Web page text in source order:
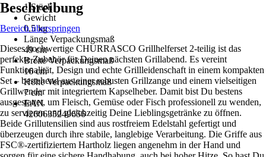
1 Stück
Gewicht
0,5 kg
Länge Verpackungsmaß
49 cm
Breite Verpackungsmaß
16 cm
Höhe Verpackungsmaß
7 cm
EAN
4260635249656
Beschreibung
Bereich überspringen
Dieses hochwertige CHURRASCO Grillhelferset 2-teilig ist das
perfekte Zubehör für Deinen nächsten Grillabend. Es vereint
Funktionalität, Design und echte Grillleidenschaft in einem kompakten
Set – bestehend aus einer robusten Grillzange und einem vielseitigen
Grillwender mit integriertem Kapselheber. Damit bist Du bestens
ausgestattet, um Fleisch, Gemüse oder Fisch professionell zu wenden,
zu servieren und gleichzeitig Deine Lieblingsgetränke zu öffnen.
Beide Grillutensilien sind aus rostfreiem Edelstahl gefertigt und
überzeugen durch ihre stabile, langlebige Verarbeitung. Die Griffe aus
FSC®-zertifiziertem Hartholz liegen angenehm in der Hand und